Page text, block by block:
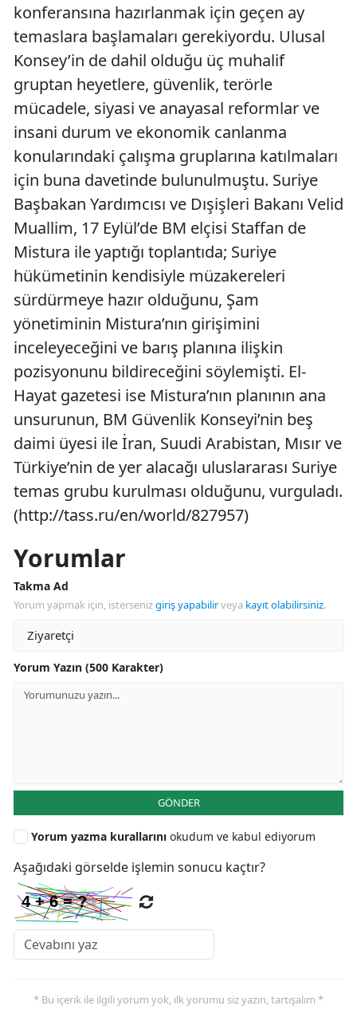
konferansına hazırlanmak için geçen ay
temaslara başlamaları gerekiyordu. Ulusal
Konsey’in de dahil olduğu üç muhalif
gruptan heyetlere, güvenlik, terörle
mücadele, siyasi ve anayasal reformlar ve
insani durum ve ekonomik canlanma
konularındaki çalışma gruplarına katılmaları
için buna davetinde bulunulmuştu. Suriye
Başbakan Yardımcısı ve Dışişleri Bakanı Velid
Muallim, 17 Eylül’de BM elçisi Staffan de
Mistura ile yaptığı toplantıda; Suriye
hükümetinin kendisiyle müzakereleri
sürdürmeye hazır olduğunu, Şam
yönetiminin Mistura’nın girişimini
inceleyeceğini ve barış planına ilişkin
pozisyonunu bildireceğini söylemişti. El-
Hayat gazetesi ise Mistura’nın planının ana
unsurunun, BM Güvenlik Konseyi’nin beş
daimi üyesi ile İran, Suudi Arabistan, Mısır ve
Türkiye’nin de yer alacağı uluslararası Suriye
temas grubu kurulması olduğunu, vurguladı.
(http://tass.ru/en/world/827957)
Yorumlar
Takma Ad
Yorum yapmak için, istersenizgiriş yapabilirveya kayıt olabilirsiniz.
Yorum Yazın (500 Karakter)
GÖNDER
Yorum yazma kurallarını okudum ve kabul ediyorum
Aşağıdaki görselde işlemin sonucu kaçtır?
* Bu içerik ile ilgili yorum yok, ilk yorumu siz yazın, tartışalım *